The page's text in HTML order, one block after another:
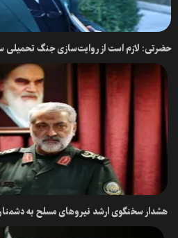
حضرتی: لازم است از روایت‌سازی جنگ تحمیلی
هشدار سخنگوی‌ ارشد نیروهای مسلح به